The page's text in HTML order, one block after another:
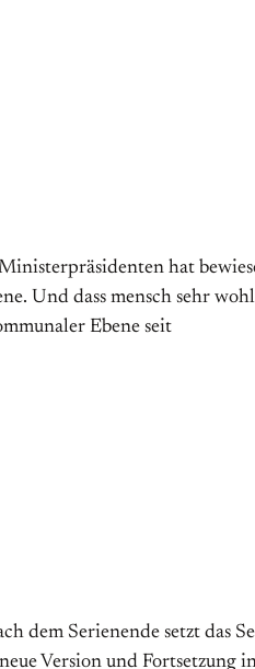
hat
Und dass mensch sehr
Ebene seit
dem Serienende setzt das
Version und